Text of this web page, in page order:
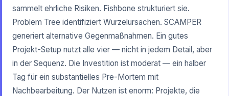
sammelt ehrliche Risiken. Fishbone strukturiert sie.
Problem Tree identifiziert Wurzelursachen. SCAMPER
generiert alternative Gegenmaßnahmen. Ein gutes
Projekt-Setup nutzt alle vier — nicht in jedem Detail, aber
in der Sequenz. Die Investition ist moderat — ein halber
Tag für ein substantielles Pre-Mortem mit
Nachbearbeitung. Der Nutzen ist enorm: Projekte, die